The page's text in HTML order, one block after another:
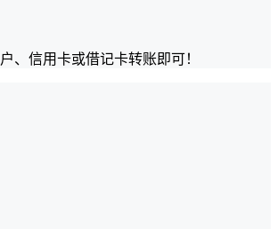
、信用卡或借记卡转账即可！